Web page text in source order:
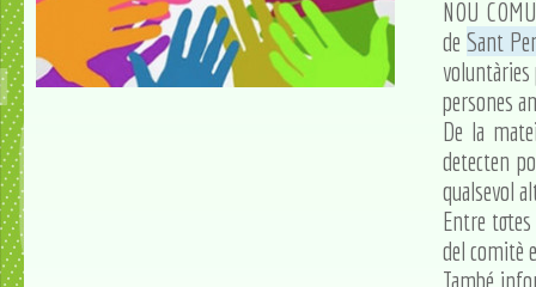
NOU
de Sant
voluntàries
persones
De la
detecten
qualsevol
Entre
del comitè
També